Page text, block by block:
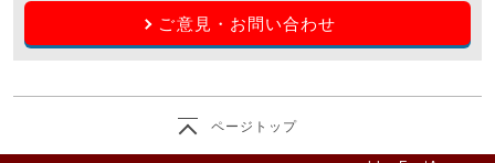
ご意見・お問い合わせ
ページトップ